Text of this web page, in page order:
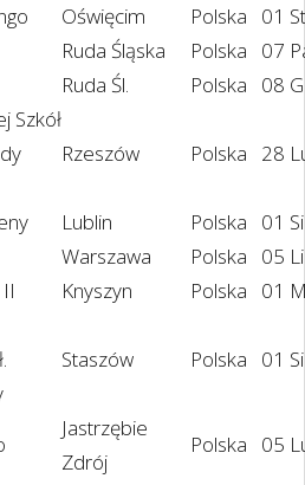
Oświęcim Polska
01
Ruda Śląska Polska
07
Ruda Śl. Polska 08
Szkół
Rzeszów Polska 28
Lublin Polska
01
Warszawa Polska
05
Knyszyn Polska 01
Staszów Polska 01
Jastrzębie
Zdrój
Polska 05